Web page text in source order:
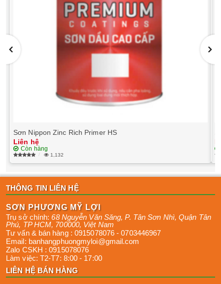
Sơn Nippon Zinc Rich Primer HS
Liên hệ
Còn hàng
1,132
THÔNG TIN LIÊN HỆ
SƠN PHƯƠNG MỸ LỢI
Trụ sở chính:68 Nguyễn Văn Săng, P. Tân Sơn Nhì,Quận Tân
Phú, TP HCM, 700000, Việt Nam
Tư vấn & bán hàng : 0915078076 -0703446967
Email: banhangphuongmyloi@gmail.com
Zalo CSKH :0915078076
Làm việc: T2-T7: 8:00 - 17:00
LIÊN HỆ BÁN HÀNG